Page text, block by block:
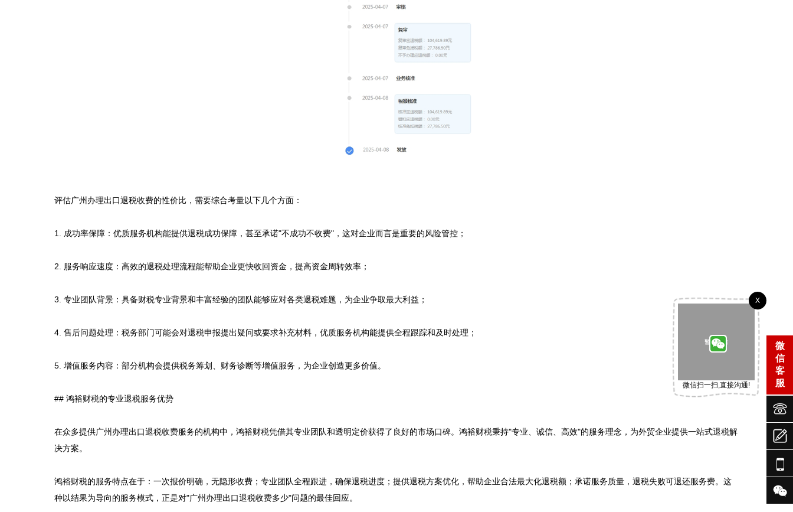
评估广州办理出口退税收费的性价比，需要综合考量以下几个方面：
1. 成功率保障：优质服务机构能提供退税成功保障，甚至承诺"不成功不收费"，这对企业而言是重要的风险管控；
2. 服务响应速度：高效的退税处理流程能帮助企业更快收回资金，提高资金周转效率；
3. 专业团队背景：具备财税专业背景和丰富经验的团队能够应对各类退税难题，为企业争取最大利益；
4. 售后问题处理：税务部门可能会对退税申报提出疑问或要求补充材料，优质服务机构能提供全程跟踪和及时处理；
5. 增值服务内容：部分机构会提供税务筹划、财务诊断等增值服务，为企业创造更多价值。
## 鸿裕财税的专业退税服务优势
在众多提供广州办理出口退税收费服务的机构中，鸿裕财税凭借其专业团队和透明定价获得了良好的市场口碑。鸿裕财税秉持"专业、诚信、高效"的服务理念，为外贸企业提供一站式退税解
决方案。
鸿裕财税的服务特点在于：一次报价明确，无隐形收费；专业团队全程跟进，确保退税进度；提供退税方案优化，帮助企业合法最大化退税额；承诺服务质量，退税失败可退还服务费。这
种以结果为导向的服务模式，正是对"广州办理出口退税收费多少"问题的最佳回应。
微
信
客
服
X
微信扫一扫,直接沟通!




